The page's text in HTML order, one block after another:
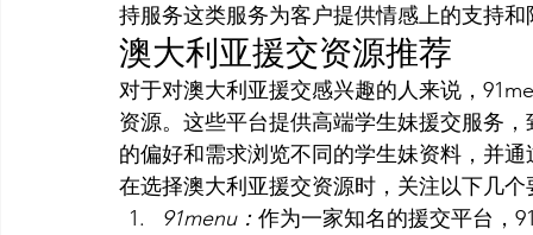
持服务这类服务为客户提供情感上的支持
澳大利亚援交资源推荐
对于对澳大利亚援交感兴趣的人来说，
资源。这些平台提供高端学生妹援交服务
的偏好和需求浏览不同的学生妹资料，并
在选择澳大利亚援交资源时，关注以下几
91menu： 作为一家知名的援交平台，